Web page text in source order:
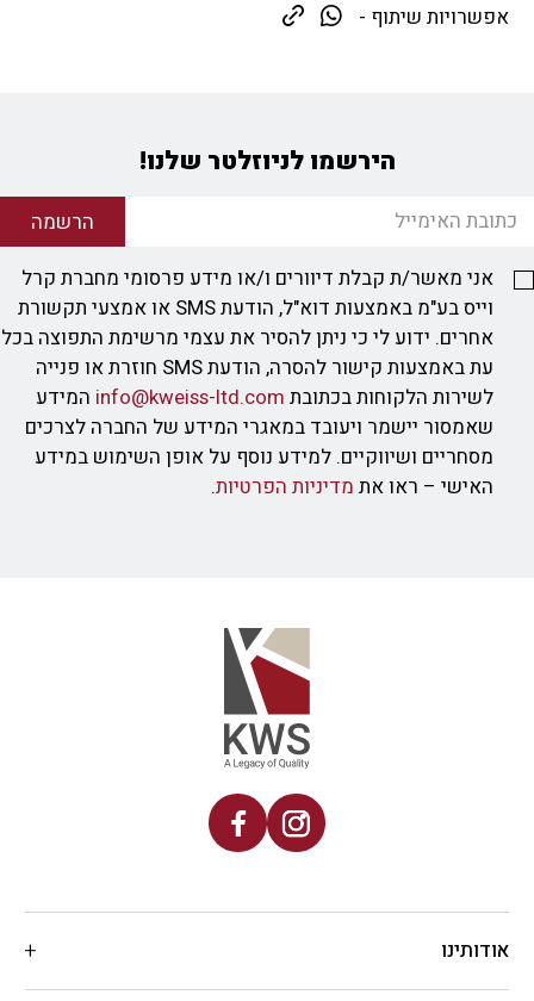
אפשרויות שיתוף -
הירשמו לניוזלטר שלנו!
הרשמה
אני מאשר/ת קבלת דיוורים ו/או מידע פרסומי מחברת קרל
וייס בע"מ באמצעות דוא"ל, הודעת SMS או אמצעי תקשורת
אחרים. ידוע לי כי ניתן להסיר את עצמי מרשימת התפוצה בכל
עת באמצעות קישור להסרה, הודעת SMS חוזרת או פנייה
לשירות הלקוחות בכתובת info@kweiss-ltd.com המידע
שאמסור יישמר ויעובד במאגרי המידע של החברה לצרכים
מסחריים ושיווקיים. למידע נוסף על אופן השימוש במידע
האישי – ראו את מדיניות הפרטיות.
אודותינו